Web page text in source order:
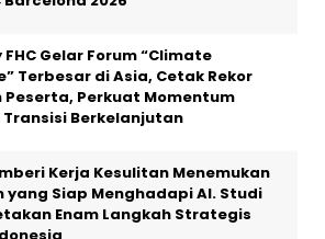
Gelar Forum “Climate
Terbesar di Asia, Cetak Rekor
Peserta, Perkuat Momentum
Transisi Berkelanjutan
Kerja Kesulitan Menemukan
yang Siap Menghadapi AI. Studi
Enam Langkah Strategis